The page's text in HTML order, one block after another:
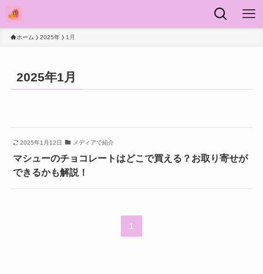
ホーム 2025年 1月
2025年1月
2025年1月12日 メディアで紹介
マシューのチョコレートはどこで買える？お取り寄せが
できるかも解説！
1